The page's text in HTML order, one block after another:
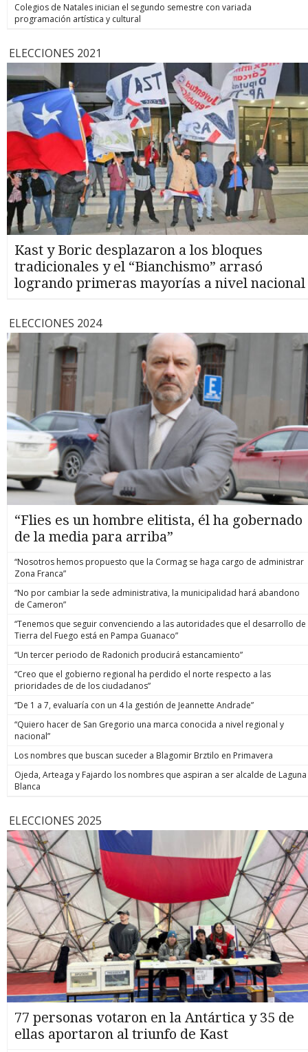
Colegios de Natales inician el segundo semestre con variada
programación artística y cultural
ELECCIONES 2021
Kast y Boric desplazaron a los bloques
tradicionales y el “Bianchismo” arrasó
logrando primeras mayorías a nivel nacional
ELECCIONES 2024
“Flies es un hombre elitista, él ha gobernado
de la media para arriba”
“Nosotros hemos propuesto que la Cormag se haga cargo de administrar
Zona Franca”
“No por cambiar la sede administrativa, la municipalidad hará abandono
de Cameron”
“Tenemos que seguir convenciendo a las autoridades que el desarrollo de
Tierra del Fuego está en Pampa Guanaco”
“Un tercer periodo de Radonich producirá estancamiento”
“Creo que el gobierno regional ha perdido el norte respecto a las
prioridades de de los ciudadanos”
“De 1 a 7, evaluaría con un 4 la gestión de Jeannette Andrade”
“Quiero hacer de San Gregorio una marca conocida a nivel regional y
nacional”
Los nombres que buscan suceder a Blagomir Brztilo en Primavera
Ojeda, Arteaga y Fajardo los nombres que aspiran a ser alcalde de Laguna
Blanca
ELECCIONES 2025
77 personas votaron en la Antártica y 35 de
ellas aportaron al triunfo de Kast